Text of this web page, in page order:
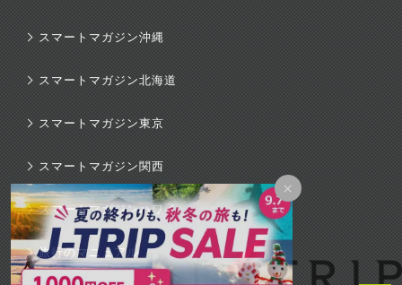
×
スマートマガジン沖縄
スマートマガジン北海道
スマートマガジン東京
スマートマガジン関西
スマートマガジンハワイ
旅行のマニュアル